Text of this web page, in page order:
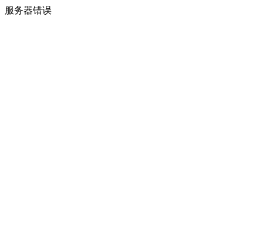
服务器错误